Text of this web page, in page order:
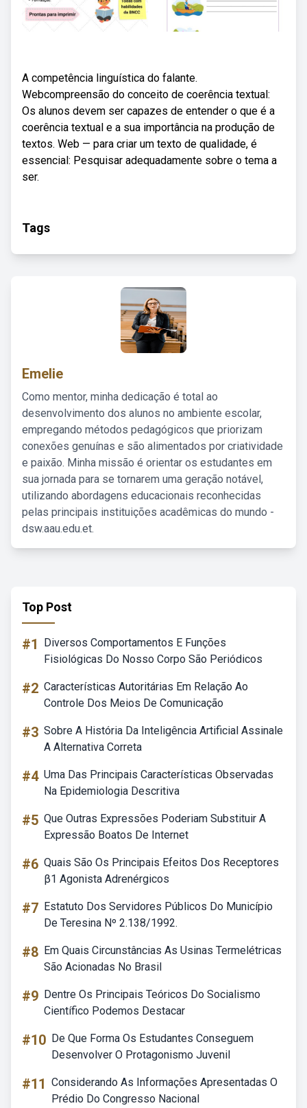
A competência linguística do falante.
Webcompreensão do conceito de coerência textual:
Os alunos devem ser capazes de entender o que é a
coerência textual e a sua importância na produção de
textos. Web — para criar um texto de qualidade, é
essencial: Pesquisar adequadamente sobre o tema a
ser.
Tags
Emelie
Como mentor, minha dedicação é total ao
desenvolvimento dos alunos no ambiente escolar,
empregando métodos pedagógicos que priorizam
conexões genuínas e são alimentados por criatividade
e paixão. Minha missão é orientar os estudantes em
sua jornada para se tornarem uma geração notável,
utilizando abordagens educacionais reconhecidas
pelas principais instituições acadêmicas do mundo -
dsw.aau.edu.et.
Top Post
#1
Diversos Comportamentos E Funções
Fisiológicas Do Nosso Corpo São Periódicos
#2 Características Autoritárias Em Relação Ao
Controle Dos Meios De Comunicação
#3 Sobre A História Da Inteligência Artificial Assinale
A Alternativa Correta
#4 Uma Das Principais Características Observadas
Na Epidemiologia Descritiva
#5 Que Outras Expressões Poderiam Substituir A
Expressão Boatos De Internet
#6 Quais São Os Principais Efeitos Dos Receptores
β1 Agonista Adrenérgicos
#7 Estatuto Dos Servidores Públicos Do Município
De Teresina Nº 2.138/1992.
#8 Em Quais Circunstâncias As Usinas Termelétricas
São Acionadas No Brasil
#9 Dentre Os Principais Teóricos Do Socialismo
Científico Podemos Destacar
#10 De Que Forma Os Estudantes Conseguem
Desenvolver O Protagonismo Juvenil
#11 Considerando As Informações Apresentadas O
Prédio Do Congresso Nacional